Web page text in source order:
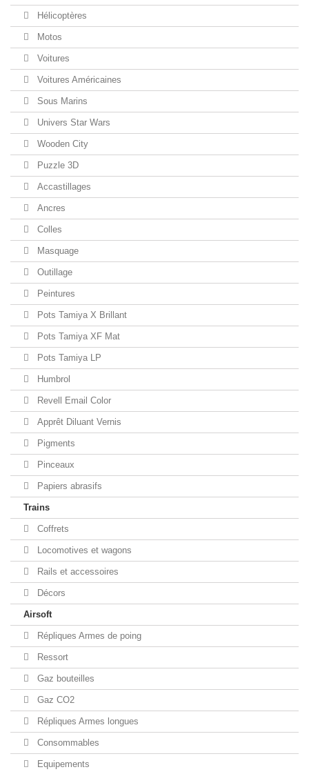
Hélicoptères
Motos
Voitures
Voitures Américaines
Sous Marins
Univers Star Wars
Wooden City
Puzzle 3D
Accastillages
Ancres
Colles
Masquage
Outillage
Peintures
Pots Tamiya X Brillant
Pots Tamiya XF Mat
Pots Tamiya LP
Humbrol
Revell Email Color
Apprêt Diluant Vernis
Pigments
Pinceaux
Papiers abrasifs
Trains
Coffrets
Locomotives et wagons
Rails et accessoires
Décors
Airsoft
Répliques Armes de poing
Ressort
Gaz bouteilles
Gaz CO2
Répliques Armes longues
Consommables
Equipements